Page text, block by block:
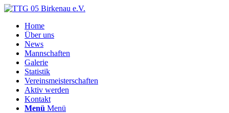
Home
Über uns
News
Mannschaften
Galerie
Statistik
Vereinsmeisterschaften
Aktiv werden
Kontakt
Menü Menü